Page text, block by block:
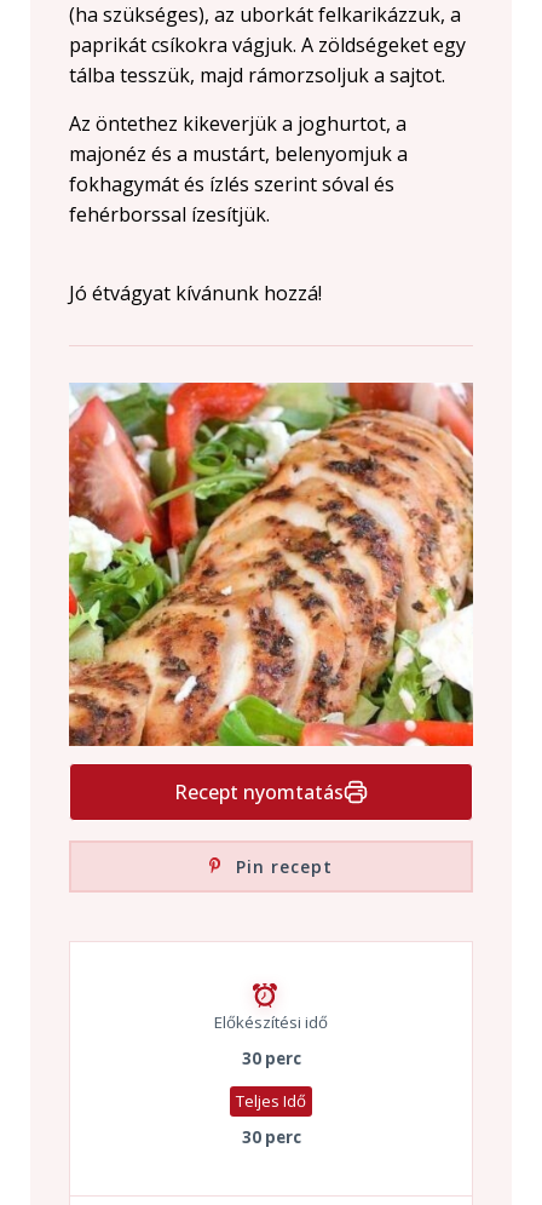
(ha szükséges), az uborkát felkarikázzuk, a
paprikát csíkokra vágjuk. A zöldségeket egy
tálba tesszük, majd rámorzsoljuk a sajtot.
Az öntethez kikeverjük a joghurtot, a
majonéz és a mustárt, belenyomjuk a
fokhagymát és ízlés szerint sóval és
fehérborssal ízesítjük.
Jó étvágyat kívánunk hozzá!
Recept nyomtatás
Pin recept
Előkészítési idő
30 perc
Teljes Idő
30 perc